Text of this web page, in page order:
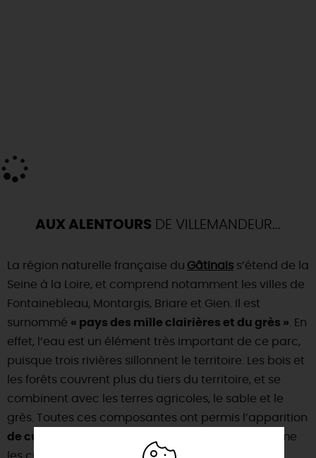
AUX ALENTOURS DE VILLEMANDEUR...
La région naturelle française du Gâtinais s’étend de la
Seine à la Loire, et comprend notamment les villes de
Fontainebleau, Montargis, Briare et Gien. Il est
surnommé « pays des mille clairières et du grès » . En
effet, l’eau est un élément très important de ce parc,
puisque trois rivières sillonnent le territoire. Les bois et
les forêts couvrent plus du tiers du territoire, et se
combinent avec les terres agricoles, le sable et le
grès. Toutes ces composantes ont permis l’apparition
de cultures et de savoir-faire particuliers
, comme